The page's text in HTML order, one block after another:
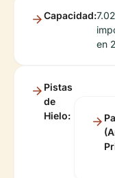
Capacidad:
en
Pistas
de
Hielo: